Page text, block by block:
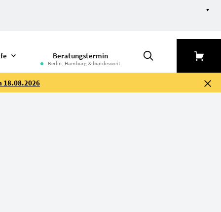
Beratungstermin
Berlin, Hamburg & bundesweit
18.08.2026